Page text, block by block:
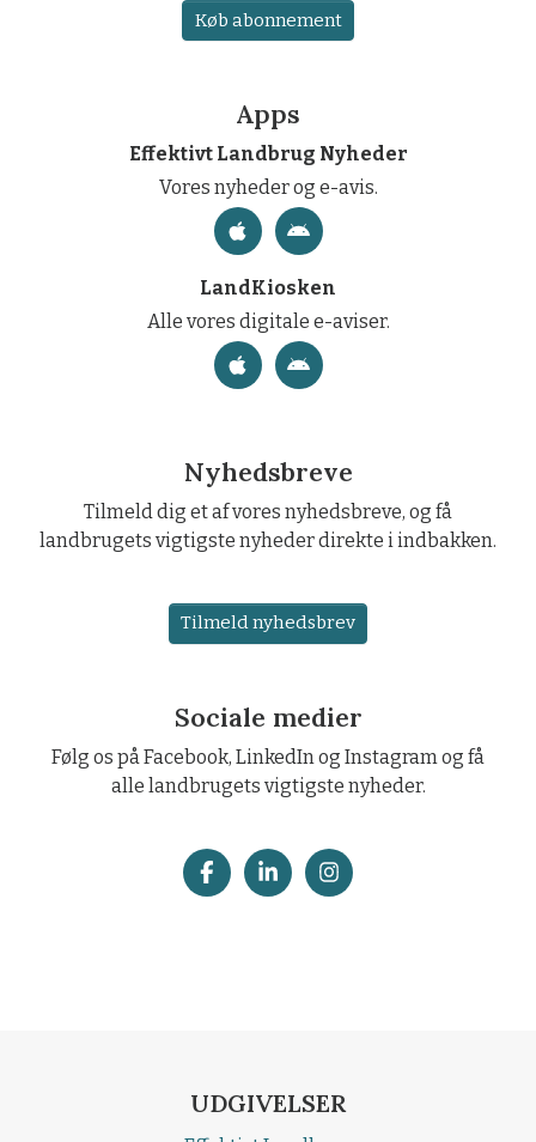
Køb abonnement
Apps
Effektivt Landbrug Nyheder
Vores nyheder og e-avis.
LandKiosken
Alle vores digitale e-aviser.
Nyhedsbreve
Tilmeld dig et af vores nyhedsbreve, og få
landbrugets vigtigste nyheder direkte i indbakken.
Tilmeld nyhedsbrev
Sociale medier
Følg os på Facebook, LinkedIn og Instagram og få
alle landbrugets vigtigste nyheder.
UDGIVELSER